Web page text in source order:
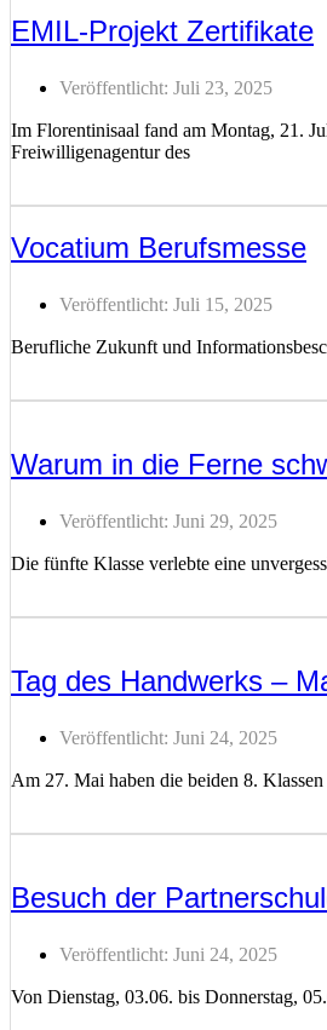
EMIL-Projekt Zertifikate
Veröffentlicht: Juli 23, 2025
Im Florentinisaal fand am Montag, 21.
Freiwilligenagentur des
Vocatium Berufsmesse
Veröffentlicht: Juli 15, 2025
Berufliche Zukunft und
Warum in die Ferne
Veröffentlicht: Juni 29, 2025
Die fünfte Klasse verlebte eine
Tag des Handwerks –
Veröffentlicht: Juni 24, 2025
Am 27. Mai haben die beiden 8.
Besuch der
Veröffentlicht: Juni 24, 2025
Von Dienstag, 03.06. bis Donnerstag,